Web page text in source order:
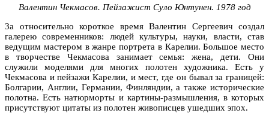
Валентин Чекмасов. Пейзажист Суло Юнтунен. 1978 год
За относительно короткое время Валентин Сергеевич создал
галерею современников: людей культуры, науки, власти, став
ведущим мастером в жанре портрета в Карелии. Большое место
в творчестве Чекмасова занимает семья: жена, дети. Они
служили моделями для многих полотен художника. Есть у
Чекмасова и пейзажи Карелии, и мест, где он бывал за границей:
Болгарии, Англии, Германии, Финляндии, а также исторические
полотна. Есть натюрморты и картины-размышления, в которых
присутствуют цитаты из полотен живописцев ушедших эпох.